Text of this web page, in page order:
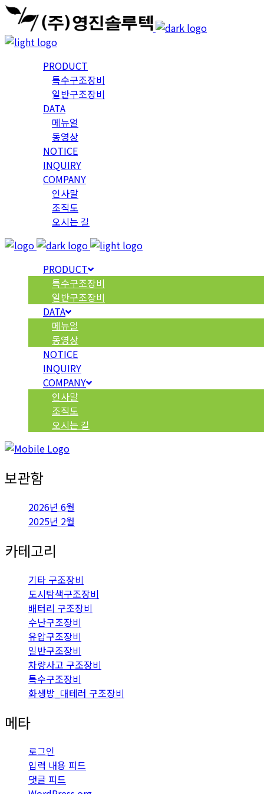
PRODUCT
특수구조장비
일반구조장비
DATA
메뉴얼
동영상
NOTICE
INQUIRY
COMPANY
인사말
조직도
오시는 길
PRODUCT
특수구조장비
일반구조장비
DATA
메뉴얼
동영상
NOTICE
INQUIRY
COMPANY
인사말
조직도
오시는 길
보관함
2026년 6월
2025년 2월
카테고리
기타 구조장비
도시탐색구조장비
배터리 구조장비
수난구조장비
유압구조장비
일반구조장비
차량사고 구조장비
특수구조장비
화생방_대테러 구조장비
메타
로그인
입력 내용 피드
댓글 피드